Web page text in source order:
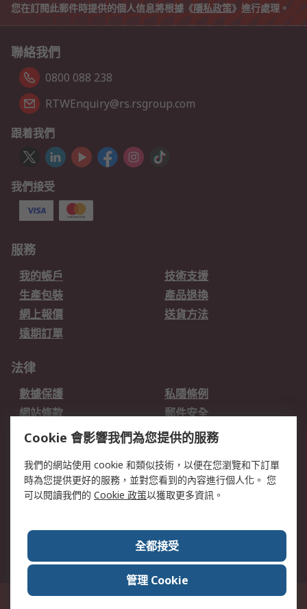
您在訂閱此郵件時提供的個人信息將根據《隱私政策》進行處理。
聯絡我們
0800 088 238
RTWEnquiry@rs.rsgroup.com
跟着我們
我們接受
服務
我的帳戶
技術支援
生產包裝
產品退換
網上報價
送貨方法
遠期訂單
法律
數據保護
私隱條例
網站條款
郵件安全
销售条款和条件
關於RS
RS的歷史
關於RS
加入我們
新聞中心
RS銷售條款
台灣新北市土城區中正路1號8樓之2, 郵遞區號23670 這個網站的所有解釋根據
Cookie 會影響我們為您提供的服務
我們的網站使用 cookie 和類似技術，以便在您瀏覽和下訂單
時為您提供更好的服務，並對您看到的內容進行個人化。 您
可以閱讀我們的 Cookie 政策以獲取更多資訊。
全都接受
管理 Cookie